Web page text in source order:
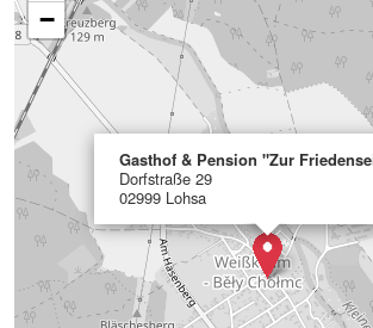
Gasthof & Pension "Zur
Dorfstraße 29
02999 Lohsa
−